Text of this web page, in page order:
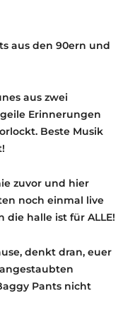
aus den 90ern und
aus zwei
Erinnerungen
Beste Musik
zuvor und hier
noch einmal live
die halle ist für ALLE!
denkt dran, euer
Pants nicht